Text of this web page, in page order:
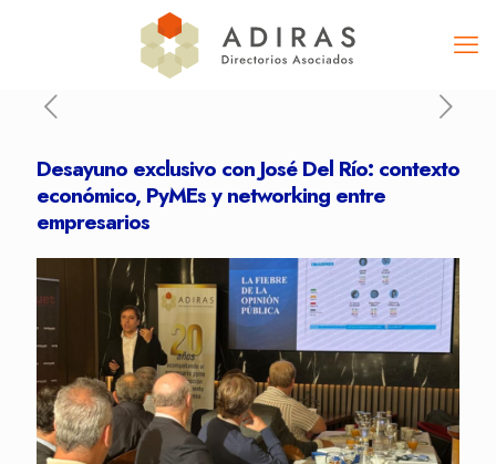
Desayuno exclusivo con José Del Río: contexto
económico, PyMEs y networking entre
empresarios